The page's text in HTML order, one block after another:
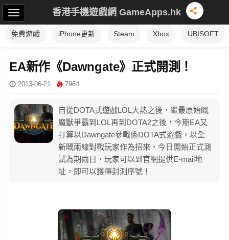
香港手機遊戲網 GameApps.hk
免費遊戲 iPhone更新 Steam Xbox UBISOFT
EA新作《Dawngate》正式開測！
2013-06-21 7964
自從DOTA式遊戲LOL大熱之後，繼最原始嘅
魔獸爭霸到LOL再到DOTA2之後，今期EA又
打算以Dawngate參戰係DOTA式遊戲，以全
新嘅兩線對戰玩家作為招來，今日開始正式測
試為期兩日，玩家可以到官網提供E-mail地
址，即可以獲得封測序號！